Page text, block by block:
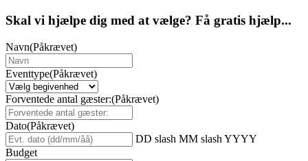
Skal vi hjælpe dig med at vælge? Få gratis hjælp...
Navn(Påkrævet)
Eventtype(Påkrævet)
Forventede antal gæster:(Påkrævet)
Dato(Påkrævet)
DD slash MM slash YYYY
Budget